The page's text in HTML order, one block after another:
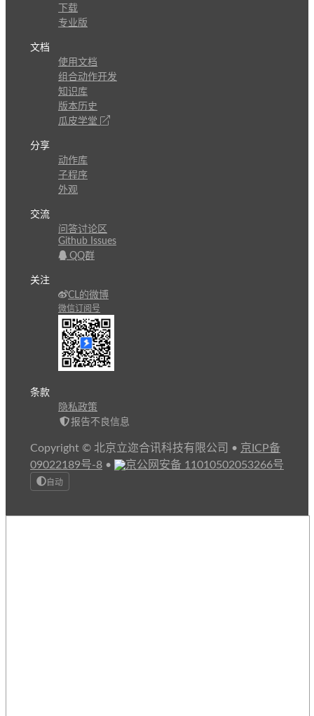
下载
专业版
文档
使用文档
组合动作开发
知识库
版本历史
瓜皮学堂
分享
动作库
子程序
外观
交流
问答讨论区
Github Issues
QQ群
关注
CL的微博
微信订阅号
条款
隐私政策
报告不良信息
Copyright © 北京立迩合讯科技有限公司 • 京ICP备
09022189号-8 • 京公网安备 11010502053266号
自动